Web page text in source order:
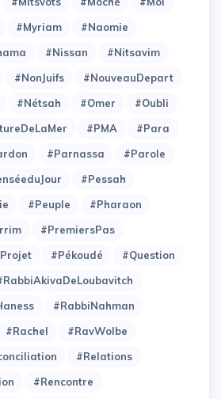
#Myriam
#Naomie
#Nissan
#Nitsavim
#NonJuifs
#NouveauDepart
#Nétsah #Omer
#Oubli
#PMA
#Para
#Parnassa
#Parole
#Pessah
#Peuple
#Pharaon
#PremiersPas
#Pékoudé
#Question
#RabbiNahman
#Rachel
#RavWolbe
#Relations
#Rencontre